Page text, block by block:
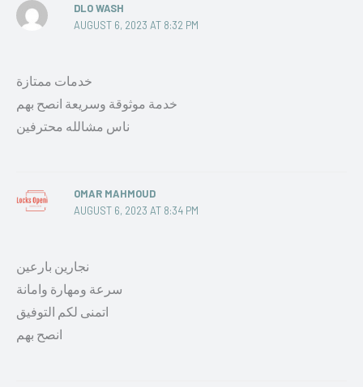
DLO WASH
AUGUST 6, 2023 AT 8:32 PM
خدمات ممتازة
خدمة موثوقة وسريعة انصح بهم
ناس مشالله محترفين
OMAR MAHMOUD
AUGUST 6, 2023 AT 8:34 PM
نجارين بارعين
سرعة ومهارة وامانة
اتمنى لكم التوفيق
انصح بهم